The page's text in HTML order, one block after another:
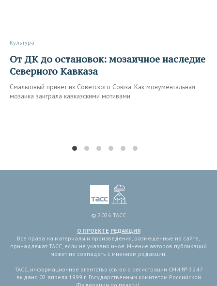
Культура
От ДК до остановок: мозаичное наследие
Северного Кавказа
Смальтовый привет из Советского Союза. Как монументальная
мозаика заиграла кавказскими мотивами
© 2026 ТАСС
О ПРОЕКТЕ РЕДАКЦИЯ
Все права на материалы и произведения, размещенные на сайте,
принадлежат ТАСС, если не указано иное. Мнение авторов публикаций
может не совпадать с мнением редакции.
ТАСС, информационное агентство (св-во о регистрации СМИ № 3 247
выдано 02 апреля 1999 г. Государственным комитетом Российской